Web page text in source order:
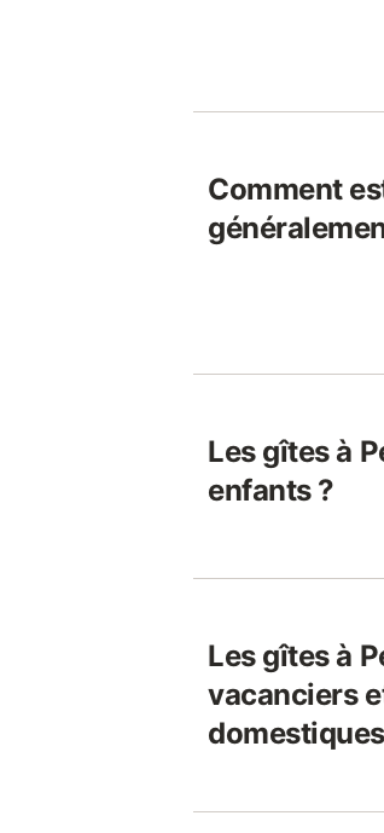
Comment
Les gîtes à
enfants ?
Les gîtes à
vacanciers